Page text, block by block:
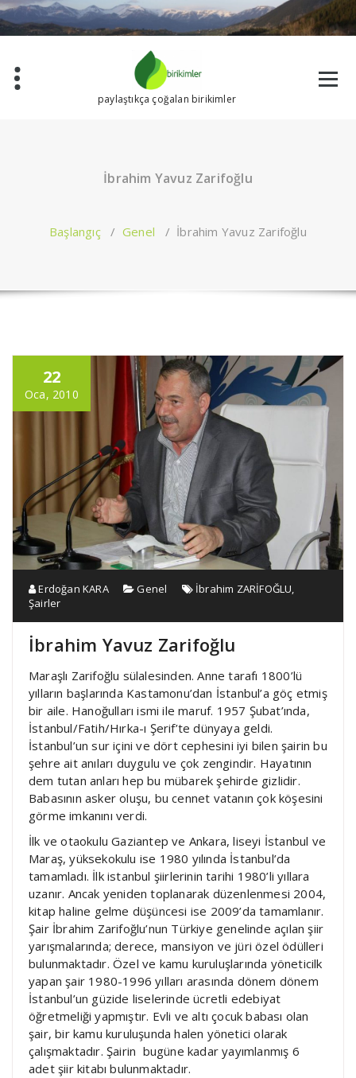
İçeriğe
geç
paylaştıkça çoğalan birikimler
İbrahim Yavuz Zarifoğlu
Başlangıç/Genel / İbrahim Yavuz Zarifoğlu
22
Oca, 2010
Erdoğan KARA Genel İbrahim ZARİFOĞLU,
Şairler
İbrahim Yavuz Zarifoğlu
Maraşlı Zarifoğlu sülalesinden. Anne tarafı 1800’lü
yılların başlarında Kastamonu’dan İstanbul’a göç etmiş
bir aile. Hanoğulları ismi ile maruf. 1957 Şubat’ında,
İstanbul/Fatih/Hırka-ı Şerif’te dünyaya geldi.
İstanbul’un sur içini ve dört cephesini iyi bilen şairin bu
şehre ait anıları duygulu ve çok zengindir. Hayatının
dem tutan anları hep bu mübarek şehirde gizlidir.
Babasının asker oluşu, bu cennet vatanın çok köşesini
görme imkanını verdi.
İlk ve otaokulu Gaziantep ve Ankara, liseyi İstanbul ve
Maraş, yüksekokulu ise 1980 yılında İstanbul’da
tamamladı. İlk istanbul şiirlerinin tarihi 1980’li yıllara
uzanır. Ancak yeniden toplanarak düzenlenmesi 2004,
kitap haline gelme düşüncesi ise 2009’da tamamlanır.
Şair İbrahim Zarifoğlu’nun Türkiye genelinde açılan şiir
yarışmalarında; derece, mansiyon ve jüri özel ödülleri
bulunmaktadır. Özel ve kamu kuruluşlarında yöneticilk
yapan şair 1980-1996 yılları arasında dönem dönem
İstanbul’un güzide liselerinde ücretli edebiyat
öğretmeliği yapmıştır. Evli ve altı çocuk babası olan
şair, bir kamu kuruluşunda halen yönetici olarak
çalışmaktadır. Şairin bugüne kadar yayımlanmış 6
adet şiir kitabı bulunmaktadır.